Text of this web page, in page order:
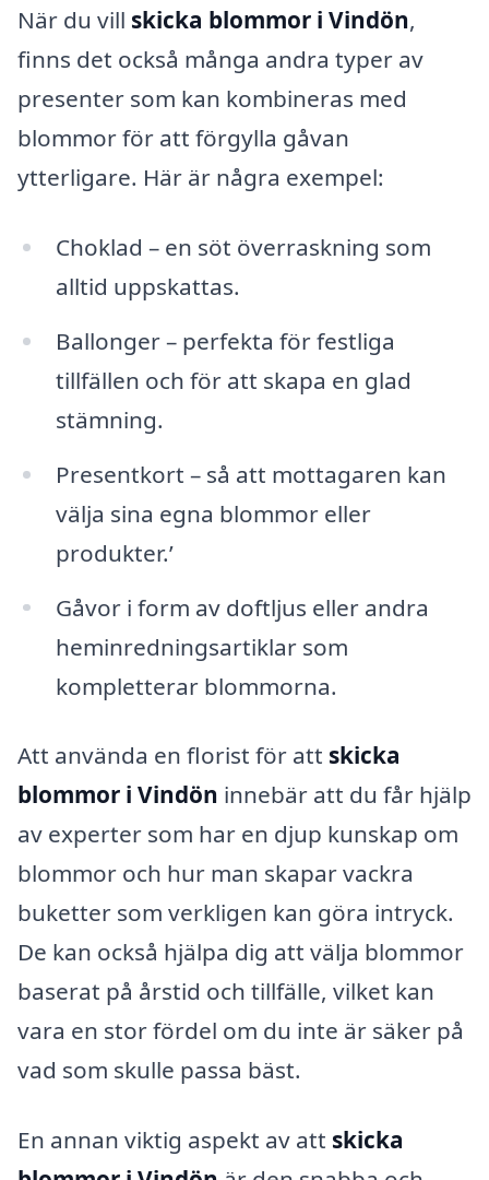
När du vill skicka blommor i Vindön,
finns det också många andra typer av
presenter som kan kombineras med
blommor för att förgylla gåvan
ytterligare. Här är några exempel:
Choklad – en söt överraskning som
alltid uppskattas.
Ballonger – perfekta för festliga
tillfällen och för att skapa en glad
stämning.
Presentkort – så att mottagaren kan
välja sina egna blommor eller
produkter.’
Gåvor i form av doftljus eller andra
heminredningsartiklar som
kompletterar blommorna.
Att använda en florist för att skicka
blommor i Vindön innebär att du får hjälp
av experter som har en djup kunskap om
blommor och hur man skapar vackra
buketter som verkligen kan göra intryck.
De kan också hjälpa dig att välja blommor
baserat på årstid och tillfälle, vilket kan
vara en stor fördel om du inte är säker på
vad som skulle passa bäst.
En annan viktig aspekt av att skicka